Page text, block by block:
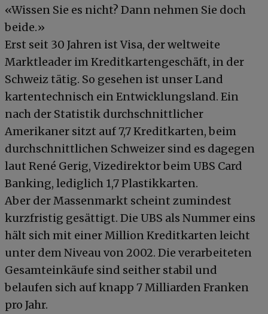
«Wissen Sie es nicht? Dann nehmen Sie doch
beide.»
Erst seit 30 Jahren ist Visa, der weltweite
Marktleader im Kreditkartengeschäft, in der
Schweiz tätig. So gesehen ist unser Land
kartentechnisch ein Entwicklungsland. Ein
nach der Statistik durchschnittlicher
Amerikaner sitzt auf 7,7 Kreditkarten, beim
durchschnittlichen Schweizer sind es dagegen
laut René Gerig, Vizedirektor beim UBS Card
Banking, lediglich 1,7 Plastikkarten.
Aber der Massenmarkt scheint zumindest
kurzfristig gesättigt. Die UBS als Nummer eins
hält sich mit einer Million Kreditkarten leicht
unter dem Niveau von 2002. Die verarbeiteten
Gesamteinkäufe sind seither stabil und
belaufen sich auf knapp 7 Milliarden Franken
pro Jahr.